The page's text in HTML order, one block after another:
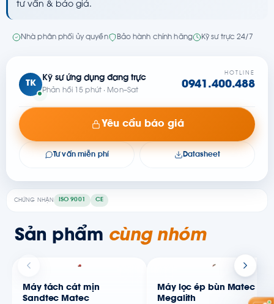
CHỨNG NHẬN ISO 9001 CE
tư vấn & báo giá.
Nhà phân phối ủy quyền Bảo hành chính hãng Kỹ sư trực 24/7
TK
Kỹ sư ứng dụng đang trực
Phản hồi 15 phút · Mon–Sat
HOTLINE
0941.400.488
Yêu cầu báo giá
Tư vấn miễn phí Datasheet
Sản phẩm cùng nhóm
Máy tách cát mịn
Sandtec Matec
Máy lọc ép bùn Matec
Megalith